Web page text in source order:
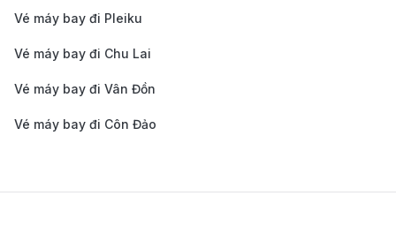
dàng, nhanh chóng và tiết kiệm. Dưới đây là một số
Giá vé cạnh tranh, ưu đãi hấp dẫn:
cung cấp giá vé tốt nhất từ nhiều hãng hàng
không, giúp khách hàng tiết kiệm tối đa chi phí.
Vé máy bay đi Pleiku
Vé máy bay đi Chu Lai
Vé máy bay đi Vân Đồn
Vé máy bay đi Côn Đảo